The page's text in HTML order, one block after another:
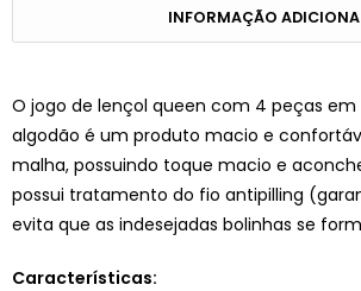
INFORMAÇÃO
O jogo de lençol queen com 4 peças em
algodão é um produto macio e
malha, possuindo toque macio e
possui tratamento do fio antipilling
evita que as indesejadas bolinhas se
Características: